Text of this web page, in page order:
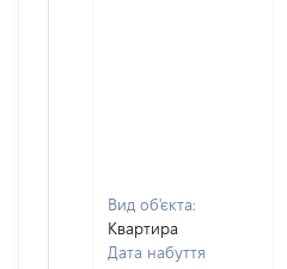
Вид об'єкта:
Квартира
Дата набуття